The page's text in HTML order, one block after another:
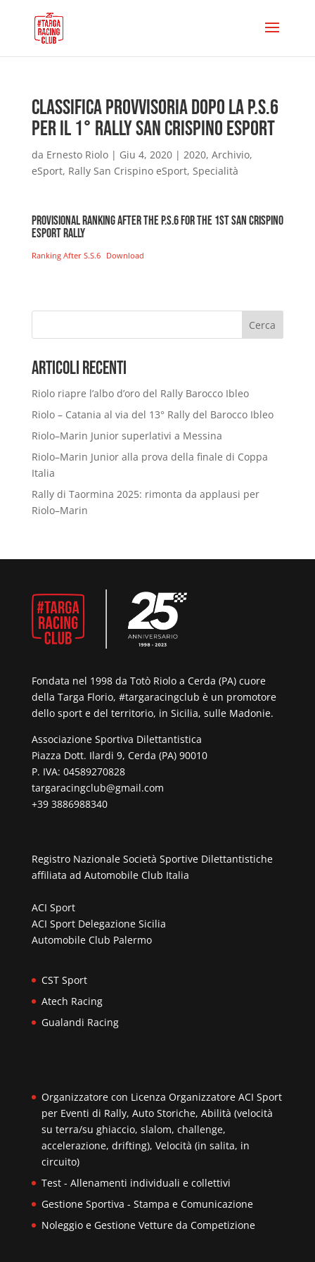
Classifica provvisoria dopo la P.S.6
per il 1° Rally San Crispino eSport
da Ernesto Riolo| Giu 4, 2020| 2020, Archivio,
eSport, Rally San Crispino eSport, Specialità
Provisional ranking after the P.S.6 for the 1st San Crispino
eSport Rally
Ranking After S.S.6 Download
Cerca
Articoli Recenti
Riolo riapre l’albo d’oro del Rally Barocco Ibleo
Riolo – Catania al via del 13° Rally del Barocco Ibleo
Riolo–Marin Junior superlativi a Messina
Riolo–Marin Junior alla prova della finale di Coppa
Italia
Rally di Taormina 2025: rimonta da applausi per
Riolo–Marin
Fondata nel 1998 da Totò Riolo a Cerda (PA) cuore
della Targa Florio, #targaracingclub è un promotore
dello sport e del territorio, in Sicilia, sulle Madonie.
Associazione Sportiva Dilettantistica
Piazza Dott. Ilardi 9, Cerda (PA) 90010
P. IVA: 04589270828
targaracingclub@gmail.com
+39 3886988340
Registro Nazionale Società Sportive Dilettantistiche
affiliata ad Automobile Club Italia
ACI Sport
ACI Sport Delegazione Sicilia
Automobile Club Palermo
CST Sport
Atech Racing
Gualandi Racing
Organizzatore con Licenza Organizzatore ACI Sport
per Eventi di Rally, Auto Storiche, Abilità (velocità
su terra/su ghiaccio, slalom, challenge,
accelerazione, drifting), Velocità (in salita, in
circuito)
Test - Allenamenti individuali e collettivi
Gestione Sportiva - Stampa e Comunicazione
Noleggio e Gestione Vetture da Competizione